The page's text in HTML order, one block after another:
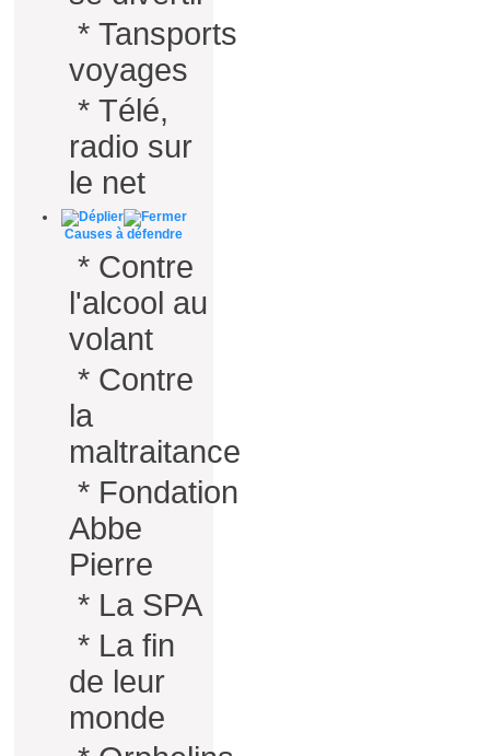
* Tansports
voyages
* Télé,
radio sur
le net
Causes à défendre
* Contre
l'alcool au
volant
* Contre
la
maltraitance
* Fondation
Abbe
Pierre
* La SPA
* La fin
de leur
monde